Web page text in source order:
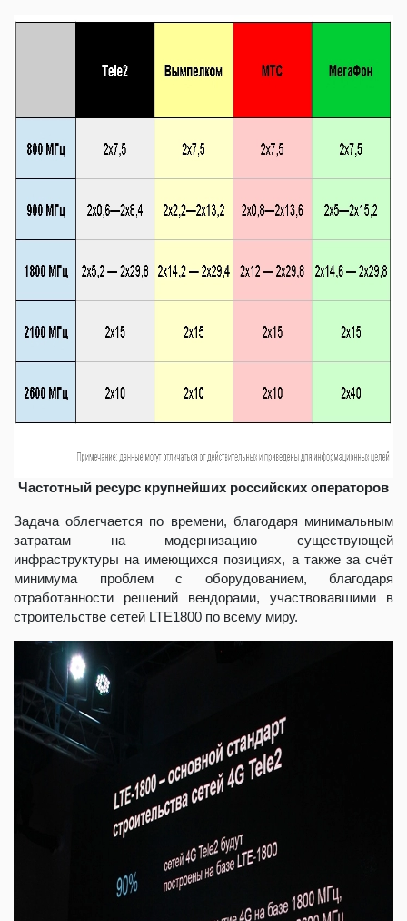
Частотный ресурс крупнейших российских операторов
Задача облегчается по времени, благодаря минимальным
затратам на модернизацию существующей
инфраструктуры на имеющихся позициях, а также за счёт
минимума проблем с оборудованием, благодаря
отработанности решений вендорами, участвовавшими в
строительстве сетей LTE1800 по всему миру.